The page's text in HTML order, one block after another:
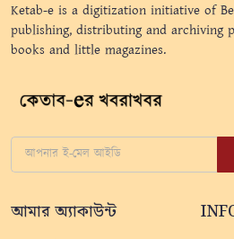
Ketab-e is a digitization initiative of
publishing, distributing and archiving
books and little magazines.
আমার অ্যাকাউন্ট